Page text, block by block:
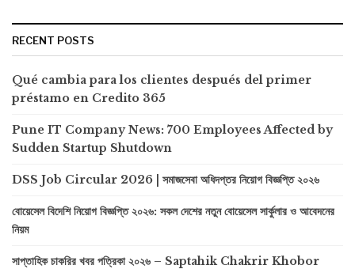
RECENT POSTS
Qué cambia para los clientes después del primer
préstamo en Credito 365
Pune IT Company News: 700 Employees Affected by
Sudden Startup Shutdown
DSS Job Circular 2026 | সমাজসেবা অধিদপ্তর নিয়োগ বিজ্ঞপ্তি ২০২৬
বোয়েসেল বিদেশি নিয়োগ বিজ্ঞপ্তি ২০২৬: সকল দেশের নতুন বোয়েসেল সার্কুলার ও আবেদনের
নিয়ম
সাপ্তাহিক চাকরির খবর পত্রিকা ২০২৬ – Saptahik Chakrir Khobor